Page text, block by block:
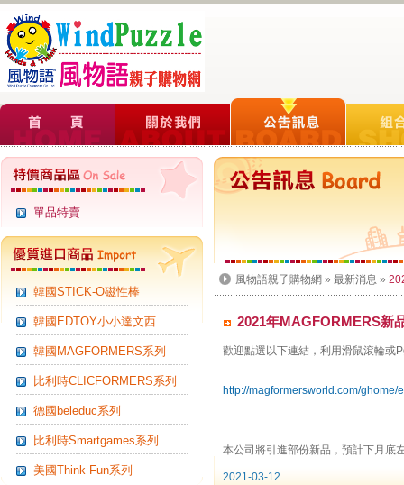
單品特賣
韓國STICK-O磁性棒
韓國EDTOY小小達文西
韓國MAGFORMERS系列
比利時CLICFORMERS系列
德國beleduc系列
比利時Smartgames系列
美國Think Fun系列
風物語親子購物網 » 最新消息 »
2021年MAGFORMERS新
歡迎點選以下連結，利用滑鼠滾輪或
http://magformersworld.com/
本公司將引進部份新品，預計下月底
2021-03-12